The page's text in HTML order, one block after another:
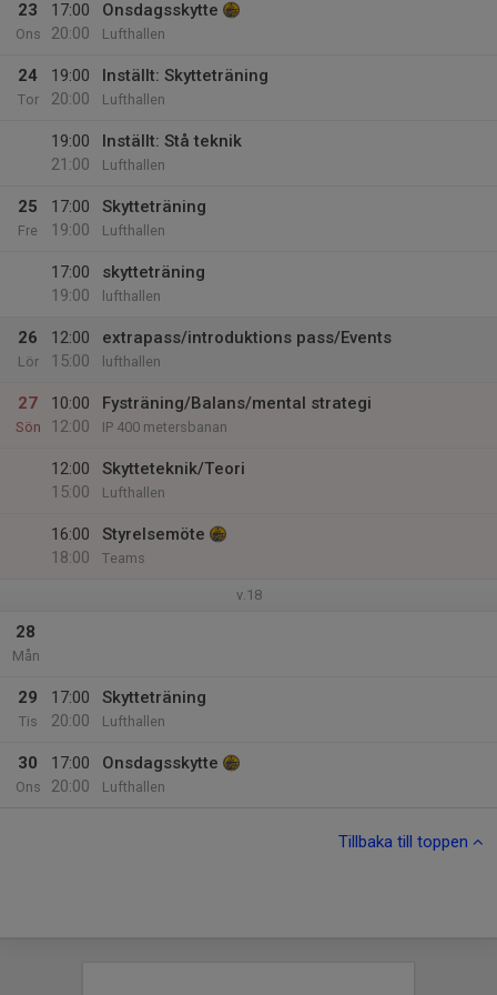
23
Ons
17:00
20:00
Onsdagsskytte
Lufthallen
24
Tor
19:00
20:00
Inställt: Skytteträning
Lufthallen
19:00
21:00
Inställt: Stå teknik
Lufthallen
25
Fre
17:00
19:00
Skytteträning
Lufthallen
17:00
19:00
skytteträning
lufthallen
26
Lör
12:00
15:00
extrapass/introduktions pass/Events
lufthallen
27
Sön
10:00
12:00
Fysträning/Balans/mental strategi
IP 400 metersbanan
12:00
15:00
Skytteteknik/Teori
Lufthallen
16:00
18:00
Styrelsemöte
Teams
v.18
28
Mån
29
Tis
17:00
20:00
Skytteträning
Lufthallen
30
Ons
17:00
20:00
Onsdagsskytte
Lufthallen
Tillbaka till toppen